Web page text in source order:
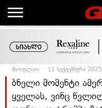
მსოფლიო 11 სექტემბერი
ბნელი მომენტი
ყველას, ვინც